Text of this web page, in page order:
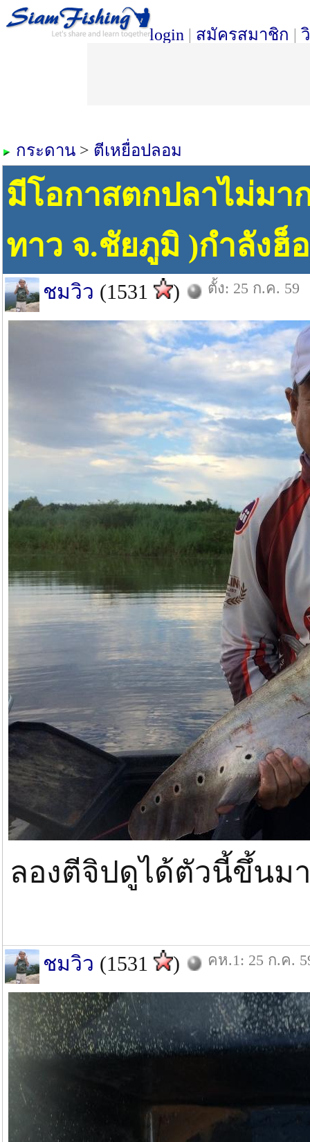
login | สมัครสมาชิก |
กระดาน > ตีเหยื่อปลอม
มีโอกาสตกปลาไม่มา
ทาว จ.ชัยภูมิ )กำลังฮ็
ชมวิว (1531 ) ตั้ง: 25 ก.ค. 59
ลองตีจิปดูได้ตัวนี้ขึ้นม
ชมวิว (1531 ) คห.1: 25 ก.ค.